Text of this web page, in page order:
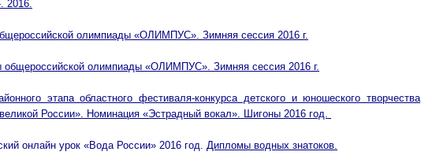
2016.
олимпиады «ОЛИМПУС». Зимняя сессия 2016 г.
общероссийской олимпиады «ОЛИМПУС». Зимняя сессия 2016 г.
этапа областного фестиваля-конкурса детского и юношеского творчества
России». Номинация «Эстрадный вокал». Шигоны 2016 год.
онлайн урок «Вода России» 2016 год. Дипломы водных знатоков.